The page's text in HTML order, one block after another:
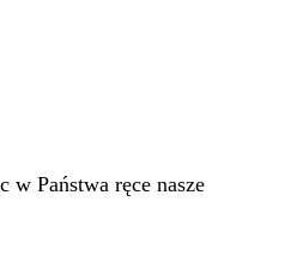
Państwa ręce nasze